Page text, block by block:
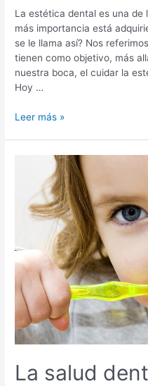
en
Doctores
Salinas
La estética dental es una de
más importancia está
se le llama así? Nos
tienen como objetivo, más
nuestra boca, el cuidar la
Hoy …
Presume
nuestra
clínica
dental
Leer más »
La salud